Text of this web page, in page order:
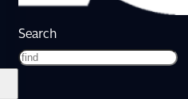
Search